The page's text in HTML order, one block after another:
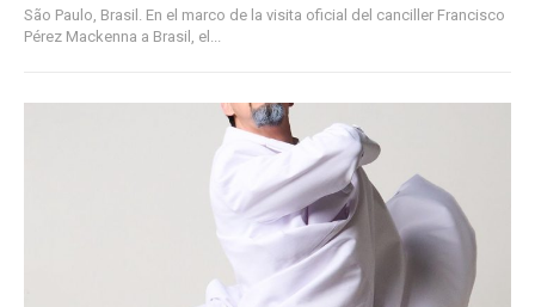
São Paulo, Brasil. En el marco de la visita oficial del canciller Francisco
Pérez Mackenna a Brasil, el...